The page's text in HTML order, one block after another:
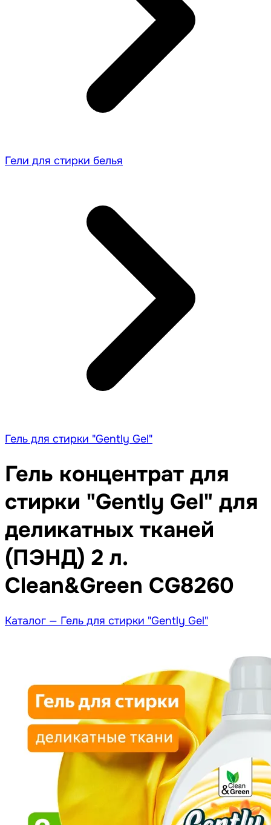
Гели для стирки белья
Гель для стирки "Gently Gel"
Гель концентрат для
стирки "Gently Gel" для
деликатных тканей
(ПЭНД) 2 л.
Clean&Green CG8260
Каталог — Гель для стирки "Gently Gel"